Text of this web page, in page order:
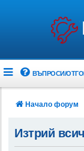
ВЪПРОСИ/
Начало форум
Изтрий